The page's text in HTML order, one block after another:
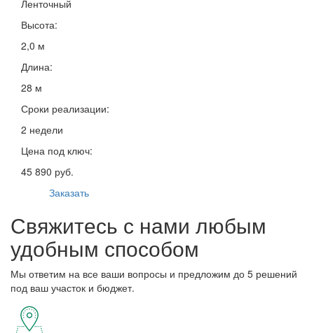
Ленточный
Высота:
2,0 м
Длина:
28 м
Сроки реализации:
2 недели
Цена под ключ:
45 890 руб.
Заказать
Свяжитесь с нами любым
удобным способом
Мы ответим на все ваши вопросы и предложим до 5 решений
под ваш участок и бюджет.